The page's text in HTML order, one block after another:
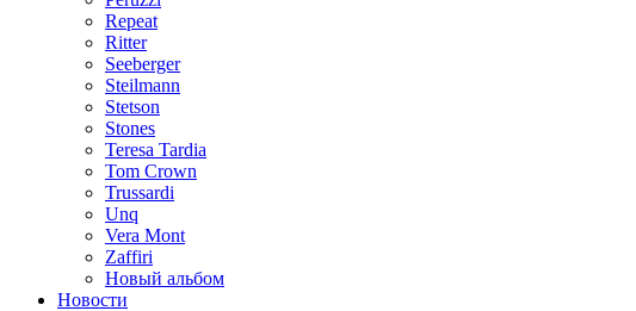
Repeat
Ritter
Seeberger
Steilmann
Stetson
Stones
Teresa Tardia
Tom Crown
Trussardi
Unq
Vera Mont
Zaffiri
Новый альбом
Новости